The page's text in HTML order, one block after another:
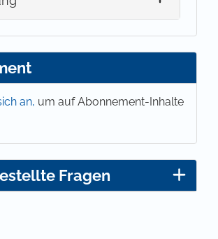
an, um auf Abonnement-Inhalte
Fragen